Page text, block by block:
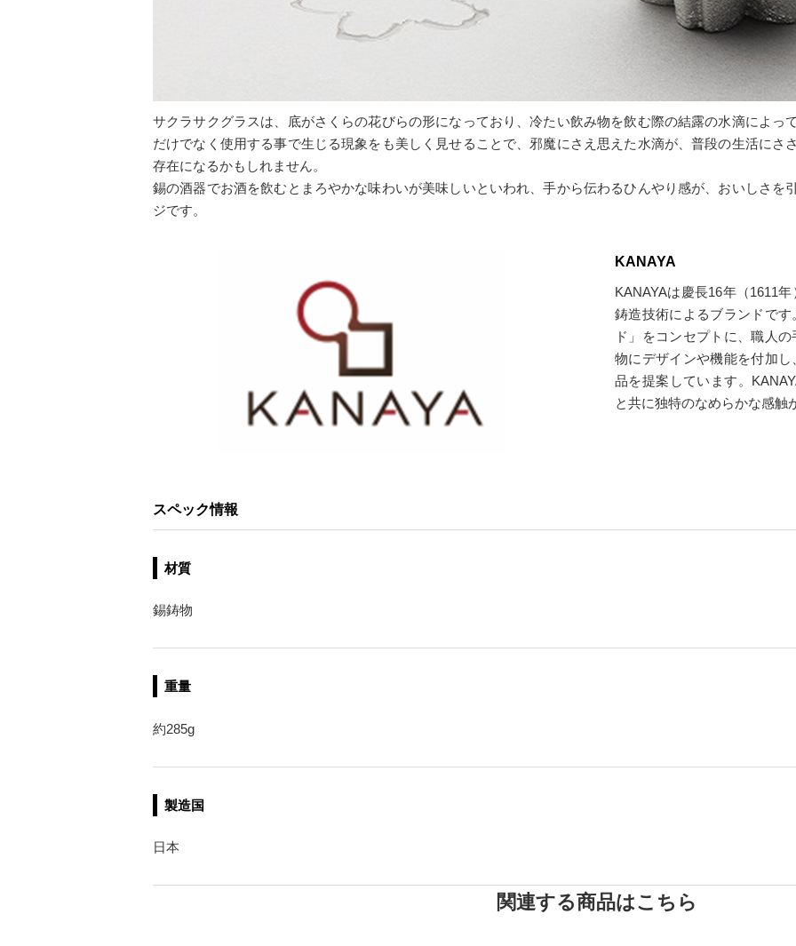
サクラサクグラスは、底がさくらの花びらの形になっており、冷たい飲み物を飲む際の結露の水滴によっ
だけでなく使用する事で生じる現象をも美しく見せることで、邪魔にさえ思えた水滴が、普段の生活にさ
存在になるかもしれません。
錫の酒器でお酒を飲むとまろやかな味わいが美味しいといわれ、手から伝わるひんやり感が、おいしさ
ジです。
KANAYA
KANAYAは慶長16年（1611
鋳造技術によるブランドで
ド」をコンセプトに、職人
物にデザインや機能を付加
品を提案しています。
と共に独特のなめらかな感触
スペック情報
材質
錫鋳物
重量
約285g
製造国
日本
関連する商品はこちら